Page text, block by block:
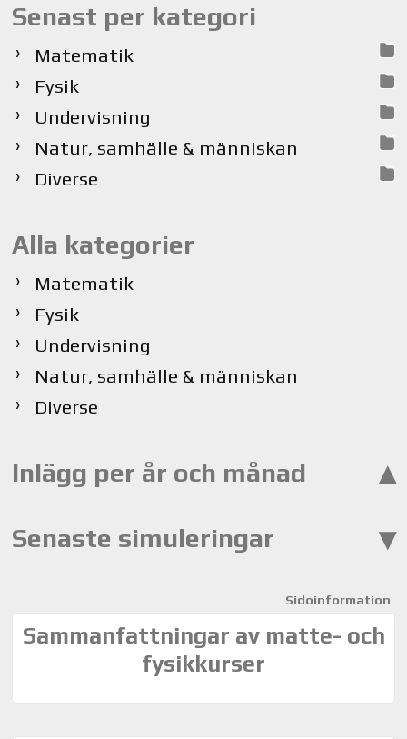
Senast per kategori
Matematik
Fysik
Undervisning
Natur, samhälle & människan
Diverse
Alla kategorier
Matematik
Fysik
Undervisning
Natur, samhälle & människan
Diverse
Inlägg per år och månad
Senaste simuleringar
Sidoinformation
Sammanfattningar av matte- och
fysikkurser